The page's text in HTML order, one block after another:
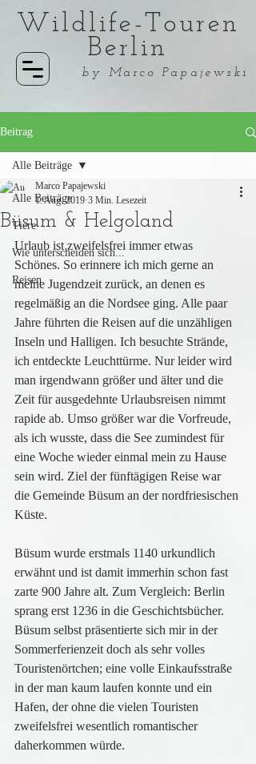
Wildlife-Touren
Berlin
by Marco Papajewski
Beitrag
Alle Beiträge
Tiere
Wie unterscheiden sich...
Reisen
Alle Beiträge
Büsum & Helgoland
Marco Papajewski
1. Aug. 2019 3 Min. Lesezeit
Urlaub ist zweifelsfrei immer etwas
Schönes. So erinnere ich mich gerne an
meine Jugendzeit zurück, an denen es
regelmäßig an die Nordsee ging. Alle paar
Jahre führten die Reisen auf die unzähligen
Inseln und Halligen. Ich besuchte Strände,
ich entdeckte Leuchttürme. Nur leider wird
man irgendwann größer und älter und die
Zeit für ausgedehnte Urlaubsreisen nimmt
rapide ab. Umso größer war die Vorfreude,
als ich wusste, dass die See zumindest für
eine Woche wieder einmal mein zu Hause
sein wird. Ziel der fünftägigen Reise war
die Gemeinde Büsum an der nordfriesischen
Küste.
Büsum wurde erstmals 1140 urkundlich
erwähnt und ist damit immerhin schon fast
zarte 900 Jahre alt. Zum Vergleich: Berlin
sprang erst 1236 in die Geschichtsbücher.
Büsum selbst präsentierte sich mir in der
Sommerferienzeit doch als sehr volles
Touristenörtchen; eine volle Einkaufsstraße
in der man kaum laufen konnte und ein
Hafen, der ohne die vielen Touristen
zweifelsfrei wesentlich romantischer
daherkommen würde.